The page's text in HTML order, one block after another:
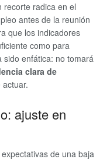
recorte radica en el
antes de la reunión
que los indicadores
como para
sido enfática: no tomará
clara de
ajuste en
de una baja